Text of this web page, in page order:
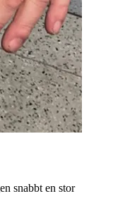
snabbt en stor